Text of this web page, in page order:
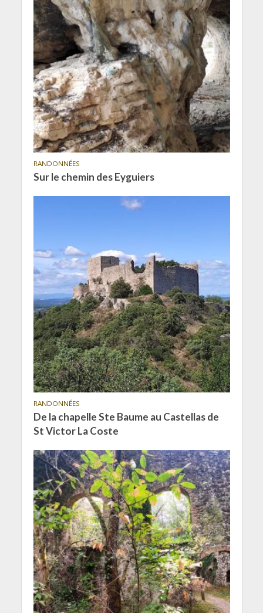
RANDONNÉES
Sur le chemin des Eyguiers
RANDONNÉES
De la chapelle Ste Baume au Castellas de
St Victor La Coste